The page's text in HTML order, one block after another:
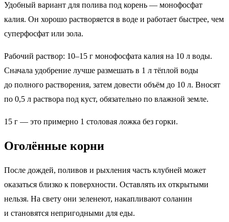
Удобный вариант для полива под корень — монофосфат
калия. Он хорошо растворяется в воде и работает быстрее, чем
суперфосфат или зола.
Рабочий раствор: 10–15 г монофосфата калия на 10 л воды.
Сначала удобрение лучше размешать в 1 л тёплой воды
до полного растворения, затем довести объём до 10 л. Вносят
по 0,5 л раствора под куст, обязательно по влажной земле.
15 г — это примерно 1 столовая ложка без горки.
Оголённые корни
После дождей, поливов и рыхления часть клубней может
оказаться близко к поверхности. Оставлять их открытыми
нельзя. На свету они зеленеют, накапливают соланин
и становятся непригодными для еды.